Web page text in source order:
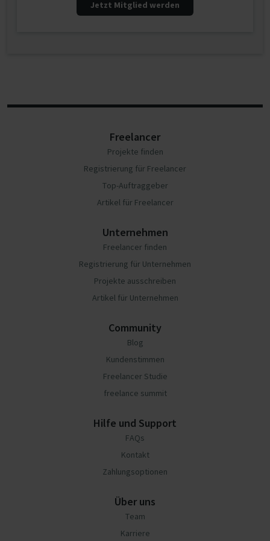
Jetzt Mitglied werden
Freelancer
Projekte finden
Registrierung für Freelancer
Top-Auftraggeber
Artikel für Freelancer
Unternehmen
Freelancer finden
Registrierung für Unternehmen
Projekte ausschreiben
Artikel für Unternehmen
Community
Blog
Kundenstimmen
Freelancer Studie
freelance summit
Hilfe und Support
FAQs
Kontakt
Zahlungsoptionen
Über uns
Team
Karriere